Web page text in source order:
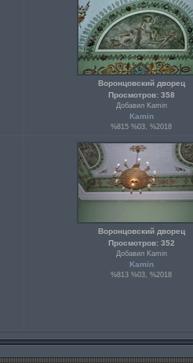
Воронцовский дворец
Просмотров: 358
Добавил Kamin
Kamin
%815 %03, %2018
Воронцовский дворец
Просмотров: 352
Добавил Kamin
Kamin
%813 %03, %2018